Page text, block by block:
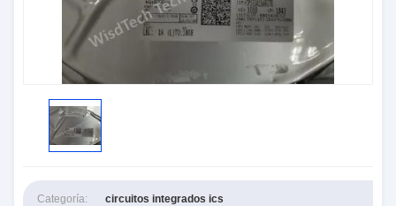
Categoría: circuitos integrados ics